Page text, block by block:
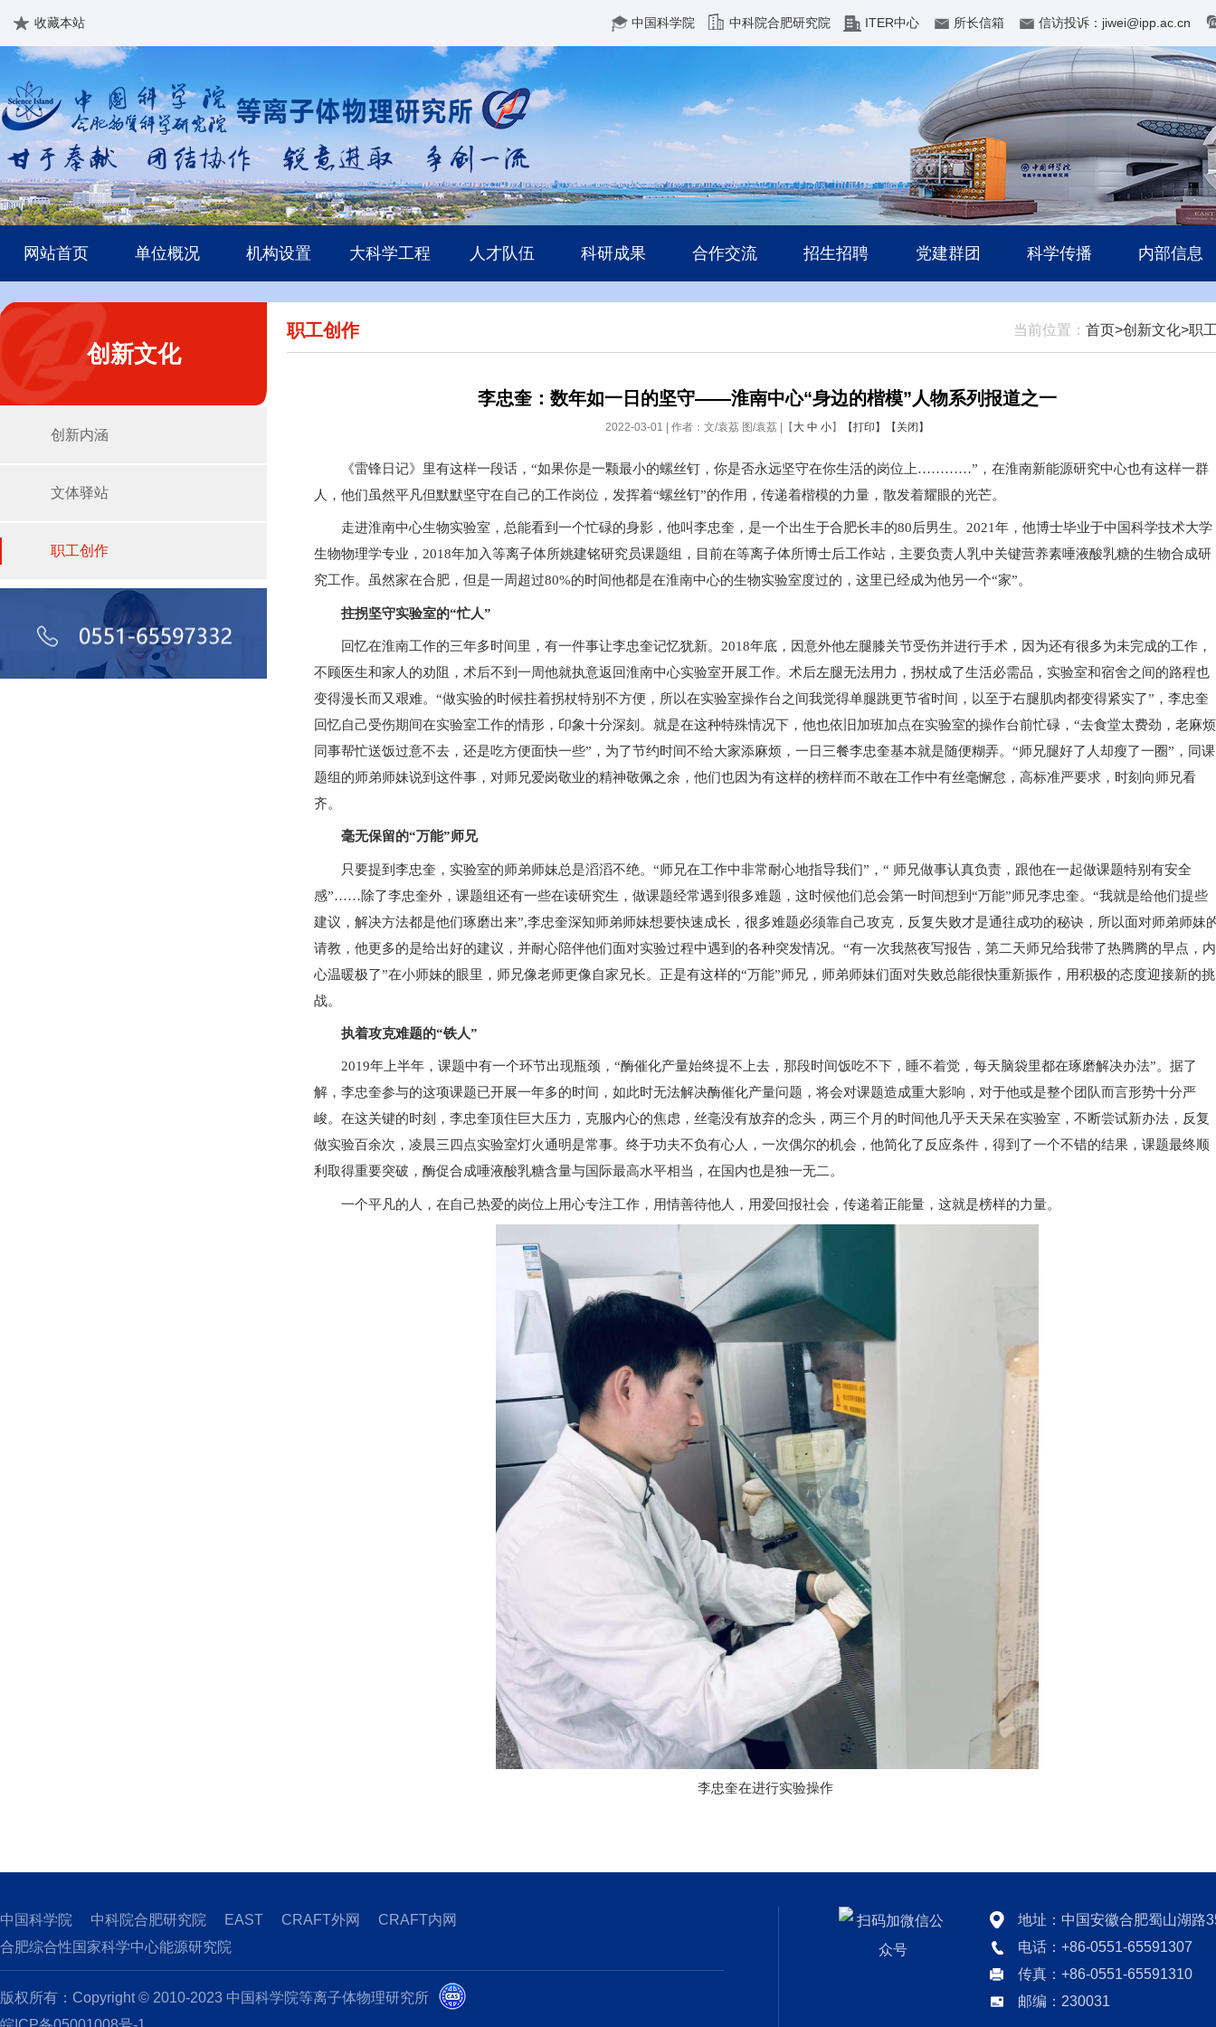
收藏本站 中国科学院 中科院合肥研究院 ITER中心 所长信箱 信访投诉：jiwei@ipp.ac.cn
网站首页 单位概况 机构设置 大科学工程 人才队伍 科研成果 合作交流 招生招聘 党建群团 科学传播 内部信息
创新文化
创新内涵
文体驿站
职工创作
当前位置： 首页>创新文化>职
职工创作
李忠奎：数年如一日的坚守——淮南中心“身边的楷模”人物系列报道之一
2022-03-01 | 作者：文/袁荔 图/袁荔 |【 大 中 小】 【打印】 【关闭】
《雷锋日记》里有这样一段话，“如果你是一颗最小的螺丝钉，你是否永远坚守在你生活的岗位上…………”，在淮南新能源研究中心也有这样一群
人，他们虽然平凡但默默坚守在自己的工作岗位，发挥着“螺丝钉”的作用，传递着楷模的力量，散发着耀眼的光芒。
走进淮南中心生物实验室，总能看到一个忙碌的身影，他叫李忠奎，是一个出生于合肥长丰的80后男生。2021年，他博士毕业于中国科学技术大学
生物物理学专业，2018年加入等离子体所姚建铭研究员课题组，目前在等离子体所博士后工作站，主要负责人乳中关键营养素唾液酸乳糖的生物合成研
究工作。虽然家在合肥，但是一周超过80%的时间他都是在淮南中心的生物实验室度过的，这里已经成为他另一个“家”。
拄拐坚守实验室的“忙人”
回忆在淮南工作的三年多时间里，有一件事让李忠奎记忆犹新。2018年底，因意外他左腿膝关节受伤并进行手术，因为还有很多为未完成的工作，
不顾医生和家人的劝阻，术后不到一周他就执意返回淮南中心实验室开展工作。术后左腿无法用力，拐杖成了生活必需品，实验室和宿舍之间的路程也
变得漫长而又艰难。“做实验的时候拄着拐杖特别不方便，所以在实验室操作台之间我觉得单腿跳更节省时间，以至于右腿肌肉都变得紧实了”，李忠奎
回忆自己受伤期间在实验室工作的情形，印象十分深刻。就是在这种特殊情况下，他也依旧加班加点在实验室的操作台前忙碌，“去食堂太费劲，老麻烦
同事帮忙送饭过意不去，还是吃方便面快一些”，为了节约时间不给大家添麻烦，一日三餐李忠奎基本就是随便糊弄。“师兄腿好了人却瘦了一圈”，同课
题组的师弟师妹说到这件事，对师兄爱岗敬业的精神敬佩之余，他们也因为有这样的榜样而不敢在工作中有丝毫懈怠，高标准严要求，时刻向师兄看
齐。
毫无保留的“万能”师兄
只要提到李忠奎，实验室的师弟师妹总是滔滔不绝。“师兄在工作中非常耐心地指导我们”，“ 师兄做事认真负责，跟他在一起做课题特别有安全
感”……除了李忠奎外，课题组还有一些在读研究生，做课题经常遇到很多难题，这时候他们总会第一时间想到“万能”师兄李忠奎。“我就是给他们提些
建议，解决方法都是他们琢磨出来”,李忠奎深知师弟师妹想要快速成长，很多难题必须靠自己攻克，反复失败才是通往成功的秘诀，所以面对师弟师妹
请教，他更多的是给出好的建议，并耐心陪伴他们面对实验过程中遇到的各种突发情况。“有一次我熬夜写报告，第二天师兄给我带了热腾腾的早点，内
心温暖极了”在小师妹的眼里，师兄像老师更像自家兄长。正是有这样的“万能”师兄，师弟师妹们面对失败总能很快重新振作，用积极的态度迎接新的挑
战。
执着攻克难题的“铁人”
2019年上半年，课题中有一个环节出现瓶颈，“酶催化产量始终提不上去，那段时间饭吃不下，睡不着觉，每天脑袋里都在琢磨解决办法”。据了
解，李忠奎参与的这项课题已开展一年多的时间，如此时无法解决酶催化产量问题，将会对课题造成重大影响，对于他或是整个团队而言形势十分严
峻。在这关键的时刻，李忠奎顶住巨大压力，克服内心的焦虑，丝毫没有放弃的念头，两三个月的时间他几乎天天呆在实验室，不断尝试新办法，反复
做实验百余次，凌晨三四点实验室灯火通明是常事。终于功夫不负有心人，一次偶尔的机会，他简化了反应条件，得到了一个不错的结果，课题最终顺
利取得重要突破，酶促合成唾液酸乳糖含量与国际最高水平相当，在国内也是独一无二。
一个平凡的人，在自己热爱的岗位上用心专注工作，用情善待他人，用爱回报社会，传递着正能量，这就是榜样的力量。
李忠奎在进行实验操作
中国科学院 中科院合肥研究院 EAST CRAFT外网
CRAFT内网
合肥综合性国家科学中心能源研究院
版权所有：Copyright © 2010-2023 中国科学院等离子体物理研究所
地址：中国安徽合肥蜀山湖路
电话：+86-0551-65591307
传真：+86-0551-65591310
邮编：230031